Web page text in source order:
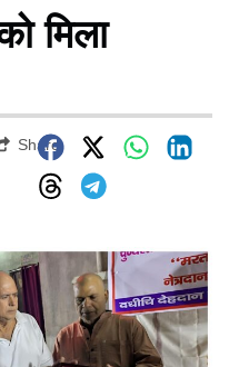
मिला
Share